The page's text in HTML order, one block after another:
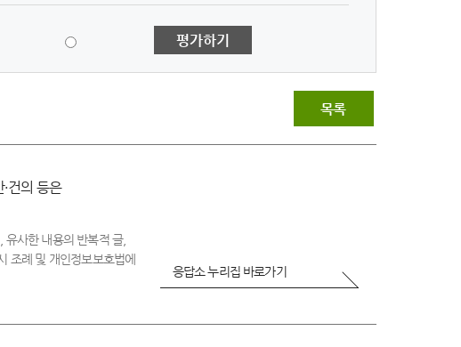
평가하기
목록
건의 등은
사한 내용의 반복적 글,
조례 및 개인정보보호법에
응답소 누리집 바로가기